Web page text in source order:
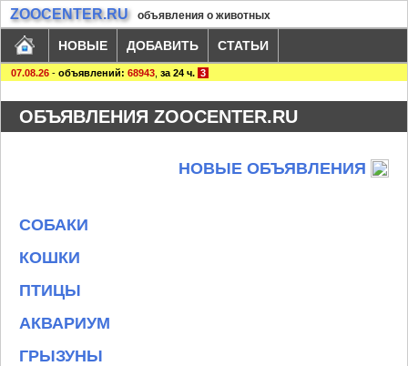
ZOOCENTER.RU объявления о животных
НОВЫЕ ДОБАВИТЬ СТАТЬИ
07.08.26 - объявлений: 68943 за 24 ч. 3
ОБЪЯВЛЕНИЯ ZOOCENTER.RU
НОВЫЕ ОБЪЯВЛЕНИЯ
СОБАКИ
КОШКИ
ПТИЦЫ
АКВАРИУМ
ГРЫЗУНЫ